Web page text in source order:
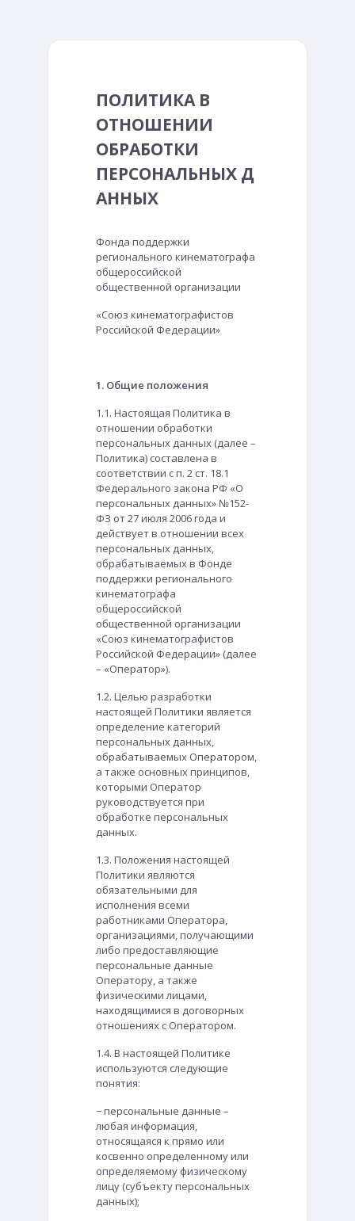
ПОЛИТИКА В
ОТНОШЕНИИ
ОБРАБОТКИ
ПЕРСОНАЛЬНЫХ Д
АННЫХ
Фонда поддержки
регионального кинематографа
общероссийской
общественной организации
«Союз кинематографистов
Российской Федерации»
1. Общие положения
1.1. Настоящая Политика в
отношении обработки
персональных данных (далее –
Политика) составлена в
соответствии с п. 2 ст. 18.1
Федерального закона РФ «О
персональных данных» №152-
ФЗ от 27 июля 2006 года и
действует в отношении всех
персональных данных,
обрабатываемых в Фонде
поддержки регионального
кинематографа
общероссийской
общественной организации
«Союз кинематографистов
Российской Федерации» (далее
– «Оператор»).
1.2. Целью разработки
настоящей Политики является
определение категорий
персональных данных,
обрабатываемых Оператором,
а также основных принципов,
которыми Оператор
руководствуется при
обработке персональных
данных.
1.3. Положения настоящей
Политики являются
обязательными для
исполнения всеми
работниками Оператора,
организациями, получающими
либо предоставляющие
персональные данные
Оператору, а также
физическими лицами,
находящимися в договорных
отношениях с Оператором.
1.4. В настоящей Политике
используются следующие
понятия:
− персональные данные –
любая информация,
относящаяся к прямо или
косвенно определенному или
определяемому физическому
лицу (субъекту персональных
данных);